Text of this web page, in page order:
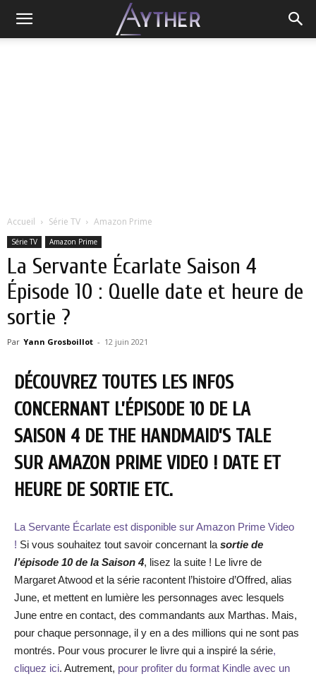
Accueil Série TV Amazon Prime
Série TV Amazon Prime
La Servante Écarlate Saison 4
Épisode 10 : Quelle date et heure de
sortie ?
Par Yann Grosboillot - 12 juin 2021
DÉCOUVREZ TOUTES LES INFOS
CONCERNANT L’ÉPISODE 10 DE LA
SAISON 4 DE THE HANDMAID’S TALE
SUR AMAZON PRIME VIDEO ! DATE ET
HEURE DE SORTIE ETC.
La Servante Écarlate est disponible sur Amazon Prime Video
! Si vous souhaitez tout savoir concernant la sortie de
l’épisode 10 de la Saison 4, lisez la suite ! Le livre de
Margaret Atwood et la série racontent l’histoire d’Offred, alias
June, et mettent en lumière les personnages avec lesquels
June entre en contact, des commandants aux Marthas. Mais,
pour chaque personnage, il y en a des millions qui ne sont pas
montrés. Pour vous procurer le livre qui a inspiré la série,
cliquez ici. Autrement, pour profiter du format Kindle avec un